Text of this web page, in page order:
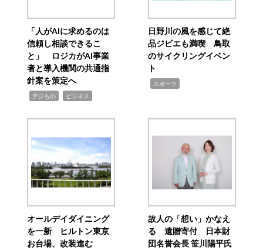
「人がAIに求めるのは
信頼し相談できるこ
と」 ロジカがAI事業
者と導入機関の共通指
針案を策定へ
デジもの ビジネス
日野川の風を感じて絶
品ジビエも満喫 鳥取
のサイクリングイベン
ト
スポーツ
オールデイダイニング
を一新 ヒルトン東京
お台場、改装進む
故人の「想い」かなえ
る 遺贈寄付 日本財
団名誉会長 笹川陽平氏